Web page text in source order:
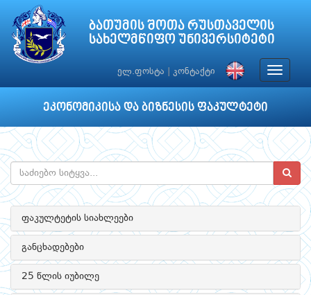
ბათუმის შოთა რუსთაველის
სახელმწიფო უნივერსიტეტი
ელ.ფოსტა კონტაქტი
Toggle
ეკონომიკისა და ბიზნესის ფაკულტეტი
ფაკულტეტის სიახლეები
განცხადებები
25 წლის იუბილე